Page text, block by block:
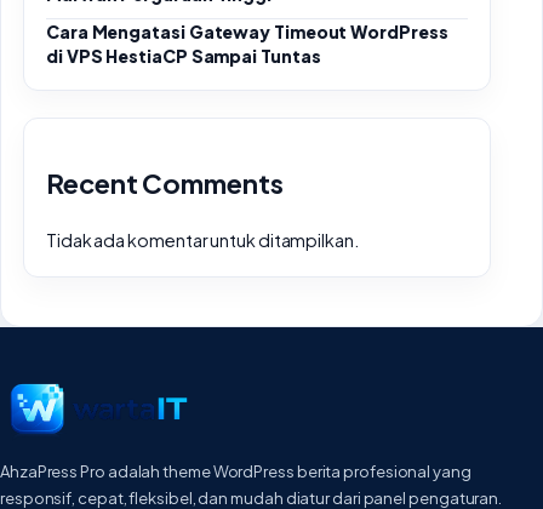
Cara Mengatasi Gateway Timeout WordPress
di VPS HestiaCP Sampai Tuntas
Recent Comments
Tidak ada komentar untuk ditampilkan.
AhzaPress Pro adalah theme WordPress berita profesional yang
responsif, cepat, fleksibel, dan mudah diatur dari panel pengaturan.